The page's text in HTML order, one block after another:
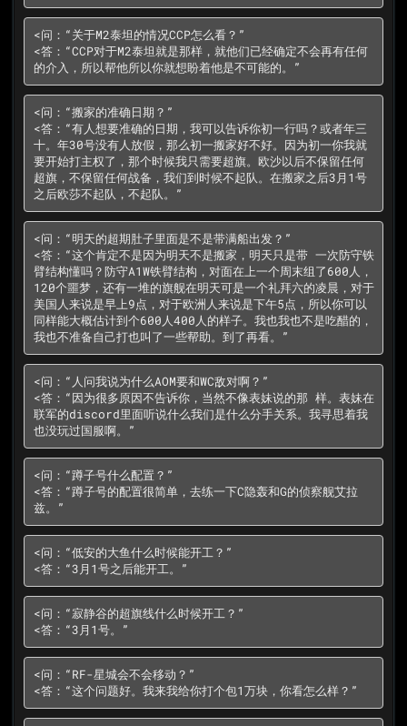
<问：“关于M2泰坦的情况CCP怎么看？”
<答：“CCP对于M2泰坦就是那样，就他们已经确定不会再有任何
的介入，所以帮他所以你就想盼着他是不可能的。”
<问：“搬家的准确日期？”
<答：“有人想要准确的日期，我可以告诉你初一行吗？或者年三
十。年30号没有人放假，那么初一搬家好不好。因为初一你我就
要开始打主权了，那个时候我只需要超旗。欧沙以后不保留任何
超旗，不保留任何战备，我们到时候不起队。在搬家之后3月1号
之后欧莎不起队，不起队。”
<问：“明天的超期肚子里面是不是带满船出发？”
<答：“这个肯定不是因为明天不是搬家，明天只是带 一次防守铁
臂结构懂吗？防守A1W铁臂结构，对面在上一个周末组了600人，
120个噩梦，还有一堆的旗舰在明天可是一个礼拜六的凌晨，对于
美国人来说是早上9点，对于欧洲人来说是下午5点，所以你可以
同样能大概估计到个600人400人的样子。我也我也不是吃醋的，
我也不准备自己打也叫了一些帮助。到了再看。”
<问：“人问我说为什么AOM要和WC敌对啊？”
<答：“因为很多原因不告诉你，当然不像表妹说的那 样。表妹在
联军的discord里面听说什么我们是什么分手关系。我寻思着我
也没玩过国服啊。”
<问：“蹲子号什么配置？”
<答：“蹲子号的配置很简单，去练一下C隐轰和G的侦察舰艾拉
兹。”
<问：“低安的大鱼什么时候能开工？”
<答：“3月1号之后能开工。”
<问：“寂静谷的超旗线什么时候开工？”
<答：“3月1号。”
<问：“RF-星城会不会移动？”
<答：“这个问题好。我来我给你打个包1万块，你看怎么样？”